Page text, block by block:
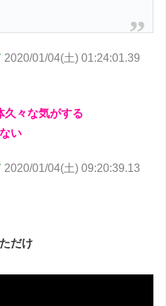
2020/01/04(土) 01:24:01.39
久々な気がする
い
2020/01/04(土) 09:20:39.13
だけ